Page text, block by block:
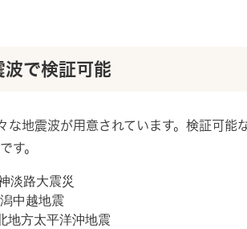
波で検証可能
な地震波が用意されています。検証可能
す。
淡路大震災
中越地震
方太平洋沖地震